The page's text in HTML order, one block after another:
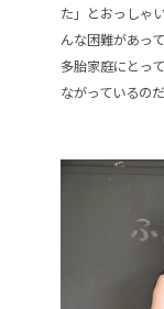
た」とおっしゃ
んな困難があっ
多胎家庭にとっ
ながっているの